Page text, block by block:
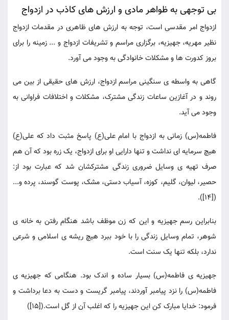
بی توجهی به ظواهر مادی و ارزش های کاذب در ازدواج
ازدواج امر مقدسی است، توجه به ارزش های ظاهری در مقدمات ازدواج
نظیر مهریه، جهیزیه، برگزاری مراسم و تشریفات ازدواج و ... زمینه را برای
بروز کدورت ها و مشکلات خانوادگی به وجود می آورد.
گاهی به واسطه ی سنگینی مراسم ازدواج، ارزش های حقیقی از بین می
روند و در آغازین ساعات زندگی مشترک، مشکلات و اختلافات فراوانی به
وجود می آید.
فاطمه(س) زمانی به ازدواج با امام علی(ع) پاسخ مثبت داد که علی(ع)
هیچ سرمایه ای نداشت و تنها دارایی او برای ازدواج، یک زره بود که آن هم
صرف تهیه ی وسایل ضروری زندگی مشترکشان شد که عبارت بود از:
حصیر، لیوان، گلیم، کوزه، آسیاب دستی، مشک، پوست گوسند، پرده و...
([14]).
بنابراین رسم جهیزیه و این که زن موظف باشد هنگام رفتن به خانه ی
شوهر، تمام وسایل زندگی را با خود ببرد هیچ ریشه ی اسلامی و شرعی
ندارد، بلکه تنها یک سنت است.
جهیزیه ی فاطمه(س) بسیار ساده و اندک بود. هنگامی که جهیزیه ی
فاطمه(س) را نزد پیامبر آوردند، پیامبر گریست و دست به دعا برداشت و
فرمود: خدایا مبارک کن این جهیزیه را که اغلب آن از گل است.([15])